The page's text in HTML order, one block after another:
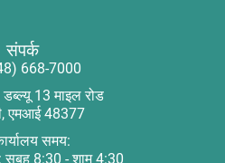
संपर्क
668-7000
13 माइल रोड
एमआई 48377
समय:
सुबह 8:30 - शाम 4:30